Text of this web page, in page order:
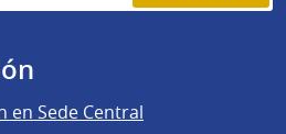
en Sede Central